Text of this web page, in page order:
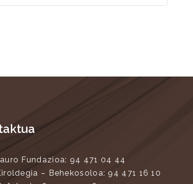
Fundazioa: 94 471 04 44
– Behekosoloa: 94 471 16 10